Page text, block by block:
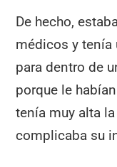
De hecho,
médicos y tenía
para dentro de
porque le
tenía muy alta
complicaba su